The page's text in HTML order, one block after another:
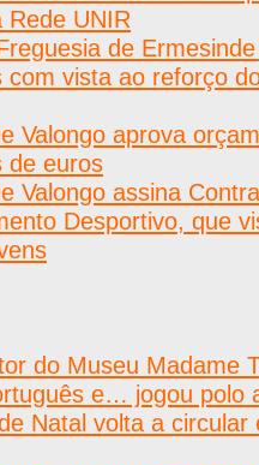
Rede UNIR
de
com vista ao reforço
Valongo aprova
de euros
Valongo assina
Desportivo, que
do Museu Madame
e… jogou polo
Natal volta a circular